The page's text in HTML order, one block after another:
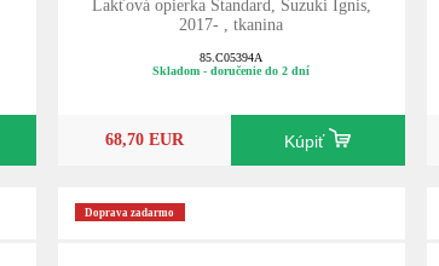
Lakťová opierka Standard, Suzuki Ignis,
2017- , tkanina
85.C05394A
Skladom - doručenie do 2 dní
68,70 EUR Kúpiť
Doprava zadarmo